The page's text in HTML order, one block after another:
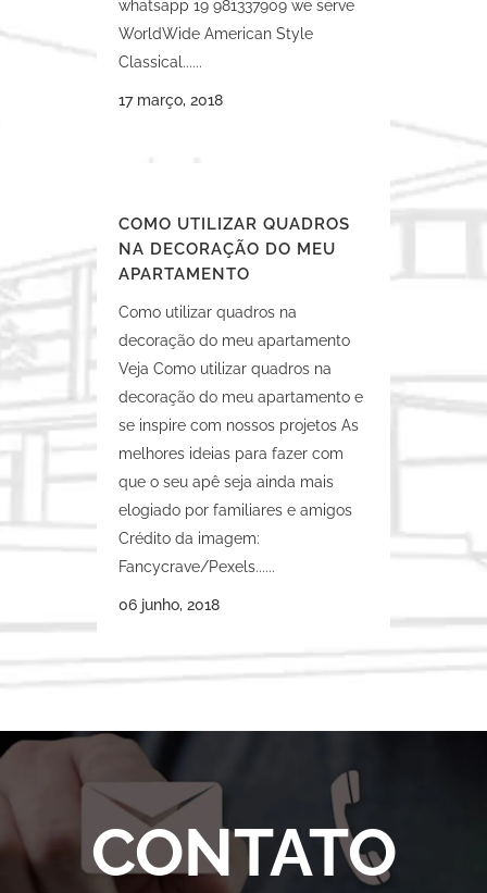
whatsapp 19 981337909 we serve
WorldWide American Style
Classical......
17 março, 2018
COMO UTILIZAR QUADROS
NA DECORAÇÃO DO MEU
APARTAMENTO
Como utilizar quadros na
decoração do meu apartamento
Veja Como utilizar quadros na
decoração do meu apartamento e
se inspire com nossos projetos As
melhores ideias para fazer com
que o seu apê seja ainda mais
elogiado por familiares e amigos
Crédito da imagem:
Fancycrave/Pexels......
06 junho, 2018
CONTATO